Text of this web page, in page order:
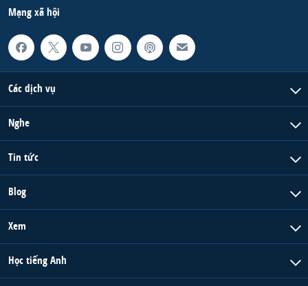
Mạng xã hội
Các dịch vụ
Nghe
Tin tức
Blog
Xem
Học tiếng Anh